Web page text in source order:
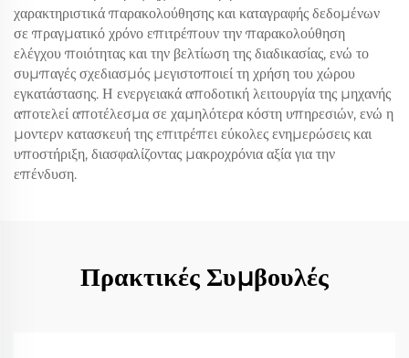
χαρακτηριστικά παρακολούθησης και καταγραφής δεδομένων
σε πραγματικό χρόνο επιτρέπουν την παρακολούθηση
ελέγχου ποιότητας και την βελτίωση της διαδικασίας, ενώ το
συμπαγές σχεδιασμός μεγιστοποιεί τη χρήση του χώρου
εγκατάστασης. Η ενεργειακά αποδοτική λειτουργία της μηχανής
αποτελεί αποτέλεσμα σε χαμηλότερα κόστη υπηρεσιών, ενώ η
μοντερν κατασκευή της επιτρέπει εύκολες ενημερώσεις και
υποστήριξη, διασφαλίζοντας μακροχρόνια αξία για την
επένδυση.
Πρακτικές Συμβουλές